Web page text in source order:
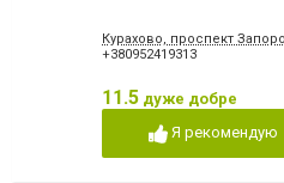
Курахово, проспект
+380952419313
11.5 дуже добре
Я рекомендую